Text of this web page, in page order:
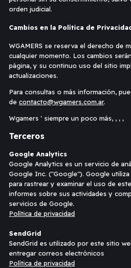
orden judicial.
Cambios en la Política de
WGAMERS se reserva el derecho de
cualquier momento. Los cambios
página, y su continuo uso del sitio
actualizaciones.
Para consultas o más información,
de contacto@wgamers.com.ar.
Wgamers ' siempre un poco más, , , ,
Terceros
Google Analytics
Google Analytics es un servicio de
Google Inc. ("Google"). Google
para rastrear y examinar el uso de
informes sobre sus actividades y
servicios de Google.
Política de privacidad
SendGrid
SendGrid es utilizado por este sitio
entregar correos electrónicos
Política de privacidad